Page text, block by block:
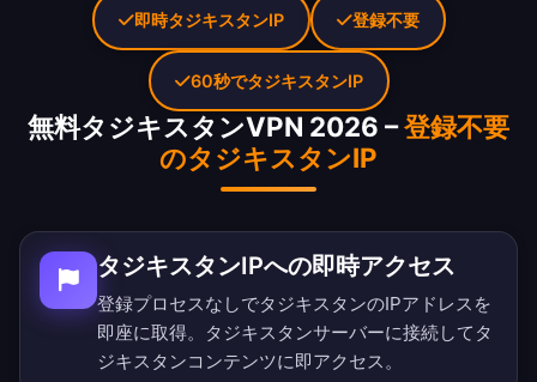
無料タジキスタンVPN 2026 –登録不要
のタジキスタンIP
タジキスタンIPへの即時アクセス
登録プロセスなしでタジキスタンのIPアドレスを
即座に取得。タジキスタンサーバーに接続してタ
ジキスタンコンテンツに即アクセス。
即時タジキスタンIP 登録不要
60秒でタジキスタンIP